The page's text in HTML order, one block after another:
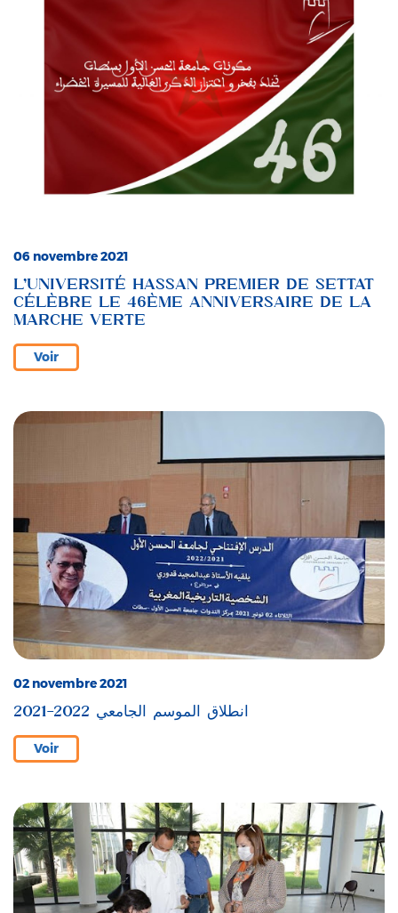
06 novembre 2021
L’UNIVERSITÉ HASSAN PREMIER DE SETTAT
CÉLÈBRE LE 46ÈME ANNIVERSAIRE DE LA
MARCHE VERTE
Voir
02 novembre 2021
انطلاق الموسم الجامعي 2022-2021
Voir